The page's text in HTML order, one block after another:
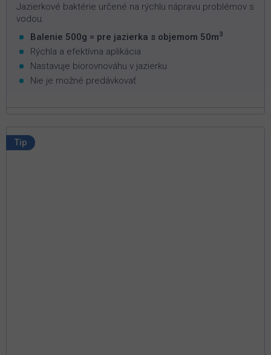
Jazierkové baktérie určené na rýchlu nápravu problémov s
vodou.
Balenie 500g = pre jazierka s objemom 50m3
Rýchla a efektívna aplikácia
Nastavuje biorovnováhu v jazierku
Nie je možné predávkovať
Tip